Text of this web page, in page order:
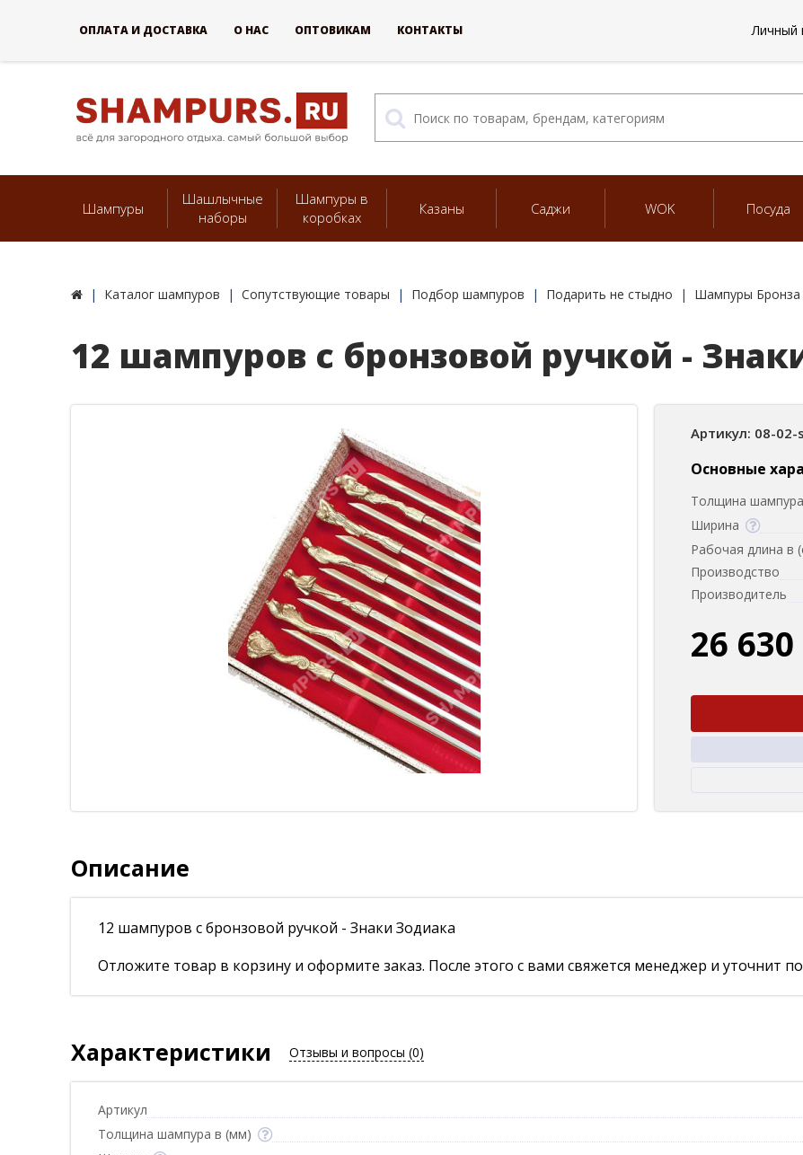
Шампуры
Шашлычные
наборы
Шампуры в
коробках
Казаны Саджи WOK Посуда
Каталог шампуров Сопутствующие товары Подбор шампуров Подарить не стыдно Шампуры Бронза
12 шампуров с бронзовой ручкой -
Артикул: 08-02-
Основные
Толщина
Ширина
Рабочая длина в
Производство
Производитель
26
Описание
12 шампуров с бронзовой ручкой - Знаки Зодиака
Отложите товар в корзину и оформите заказ. После этого с вами свяжется менеджер и уточнит
Характеристики Отзывы и вопросы (0)
Артикул
Толщина шампура в (мм)
ОПЛАТА И ДОСТАВКА О НАС ОПТОВИКАМ КОНТАКТЫ Личный